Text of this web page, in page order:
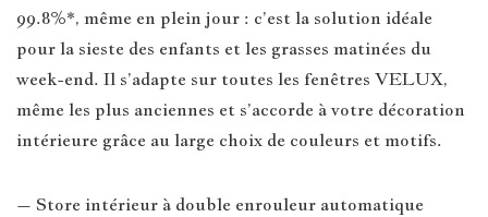
99.8%*, même en plein jour : c’est la solution idéale
pour la sieste des enfants et les grasses matinées du
week-end. Il s’adapte sur toutes les fenêtres VELUX,
même les plus anciennes et s’accorde à votre décoration
intérieure grâce au large choix de couleurs et motifs.
– Store intérieur à double enrouleur automatique